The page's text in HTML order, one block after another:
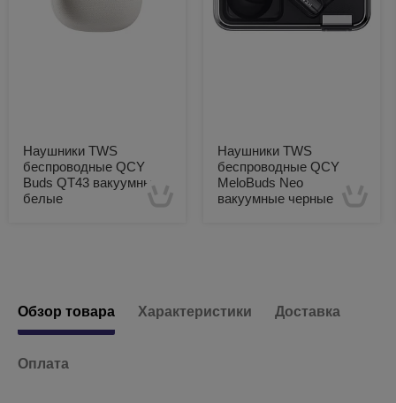
Наушники TWS
беспроводные QCY
Buds QT43 вакуумные
белые
Наушники TWS
беспроводные QCY
MeloBuds Neo
вакуумные черные
Обзор товара Характеристики Доставка
Оплата